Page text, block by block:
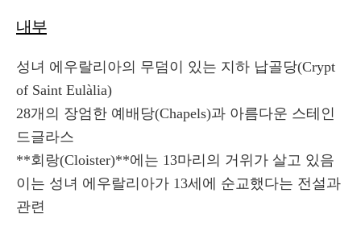
내부
성녀 에우랄리아의 무덤이 있는 지하 납골당(Crypt
of Saint Eulàlia)
28개의 장엄한 예배당(Chapels)과 아름다운 스테인
드글라스
**회랑(Cloister)**에는 13마리의 거위가 살고 있음
이는 성녀 에우랄리아가 13세에 순교했다는 전설과
관련